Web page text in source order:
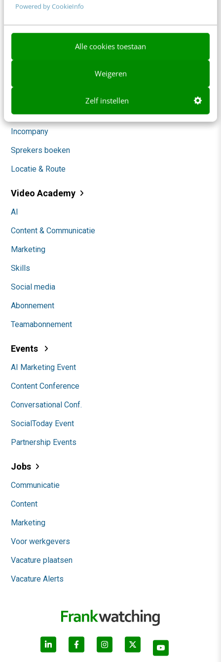
Powered by CookieInfo
Alle cookies toestaan
Weigeren
Zelf instellen
Community
Academy
Agenda
Opleidingen
Incompany
Sprekers boeken
Locatie & Route
Video Academy
AI
Content & Communicatie
Marketing
Skills
Social media
Abonnement
Teamabonnement
Events
AI Marketing Event
Content Conference
Conversational Conf.
SocialToday Event
Partnership Events
Jobs
Communicatie
Content
Marketing
Voor werkgevers
Vacature plaatsen
Vacature Alerts